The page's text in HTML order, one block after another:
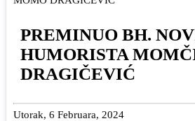
PREMINUO BH.
HUMORISTA
DRAGIČEVIĆ
Utorak, 6 Februara, 2024